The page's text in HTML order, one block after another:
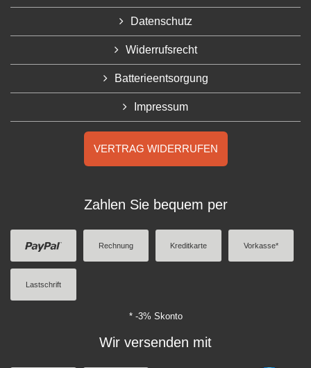
Datenschutz
Widerrufsrecht
Batterieentsorgung
Impressum
VERTRAG WIDERRUFEN
Zahlen Sie bequem per
Rechnung Kreditkarte Vorkasse*
Lastschrift
* -3% Skonto
Wir versenden mit